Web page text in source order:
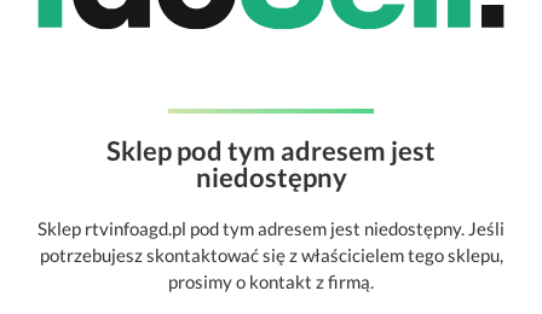
Sklep pod tym adresem jest
niedostępny
Sklep rtvinfoagd.pl pod tym adresem jest niedostępny. Jeśli
potrzebujesz skontaktować się z właścicielem tego sklepu,
prosimy o kontakt z firmą.